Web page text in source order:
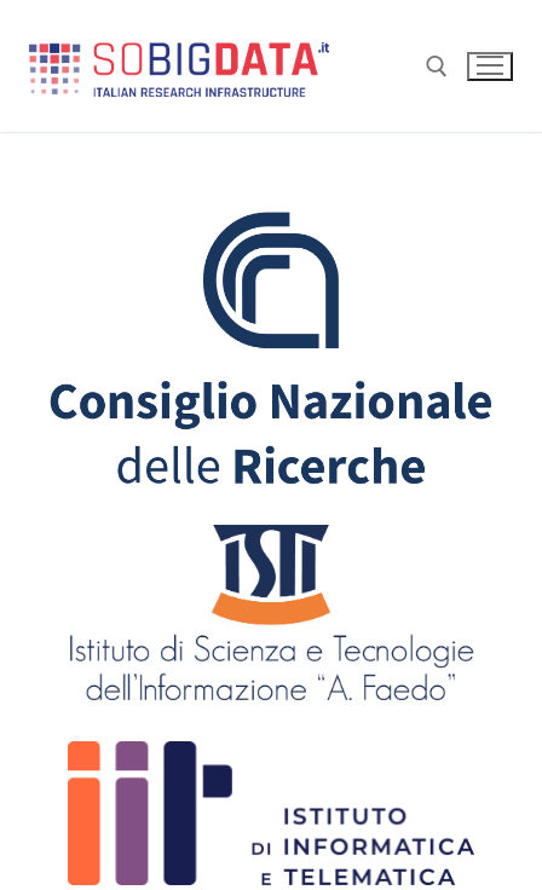
CNR - Istituto di Scienza e Tecnologie
dell'Informazione "Alessandro Faedo" COORDINATOR
CNR - Istituto di Informatica e Telematica